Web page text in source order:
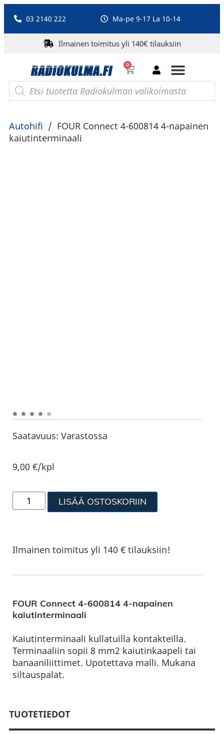
03 2140 222 Ma-pe 9-17 La 10-14
Ilmainen toimitus yli 140€ tilauksiin
0
Autohifi / FOUR Connect 4-600814 4-napainen
kaiutinterminaali
Saatavuus: Varastossa
9,00€/kpl
LISÄÄ OSTOSKORIIN
Ilmainen toimitus yli 140 € tilauksiin!
FOUR Connect 4-600814 4-napainen
kaiutinterminaali
Kaiutinterminaali kullatuilla kontakteilla.
Terminaaliin sopii 8 mm2 kaiutinkaapeli tai
banaaniliittimet. Upotettava malli. Mukana
siltauspalat.
TUOTETIEDOT